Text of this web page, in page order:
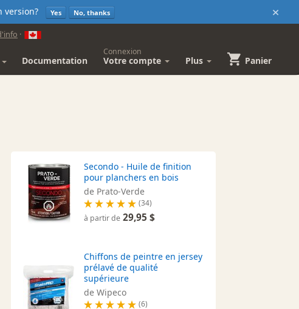
×
version? Yes No, thanks
·
Documentation
Connexion
Votre compte Plus Panier
Secondo - Huile de finition
pour planchers en bois
de Prato-Verde
(34)
à partir de 29,95 $
Chiffons de peintre en jersey
prélavé de qualité
supérieure
de Wipeco
(6)